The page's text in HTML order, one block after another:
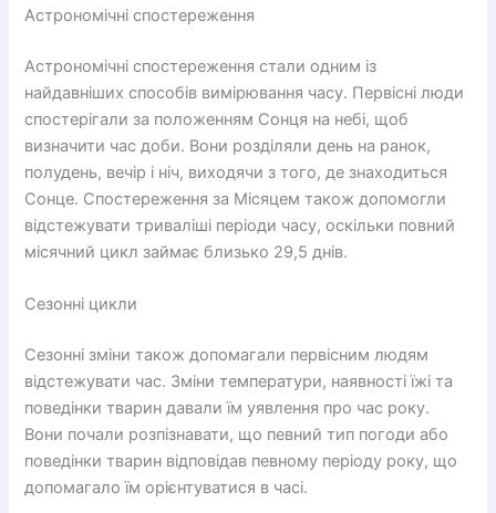
Астрономічні спостереження
Астрономічні спостереження стали одним із
найдавніших способів вимірювання часу. Первісні люди
спостерігали за положенням Сонця на небі, щоб
визначити час доби. Вони розділяли день на ранок,
полудень, вечір і ніч, виходячи з того, де знаходиться
Сонце. Спостереження за Місяцем також допомогли
відстежувати триваліші періоди часу, оскільки повний
місячний цикл займає близько 29,5 днів.
Сезонні цикли
Сезонні зміни також допомагали первісним людям
відстежувати час. Зміни температури, наявності їжі та
поведінки тварин давали їм уявлення про час року.
Вони почали розпізнавати, що певний тип погоди або
поведінки тварин відповідав певному періоду року, що
допомагало їм орієнтуватися в часі.